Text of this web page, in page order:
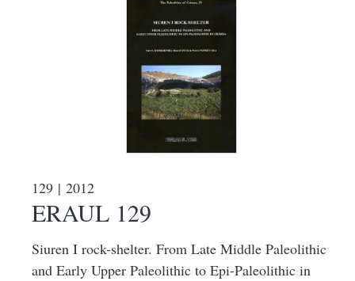
129 | 2012
ERAUL 129
Siuren I rock-shelter. From Late Middle Paleolithic
and Early Upper Paleolithic to Epi-Paleolithic in